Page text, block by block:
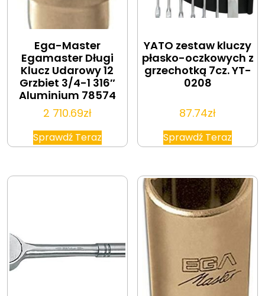
Ega-Master
Egamaster Długi
Klucz Udarowy 12
Grzbiet 3/4-1 316″
Aluminium 78574
2 710.69zł
Sprawdź Teraz
YATO zestaw kluczy
płasko-oczkowych z
grzechotką 7cz. YT-
0208
87.74zł
Sprawdź Teraz